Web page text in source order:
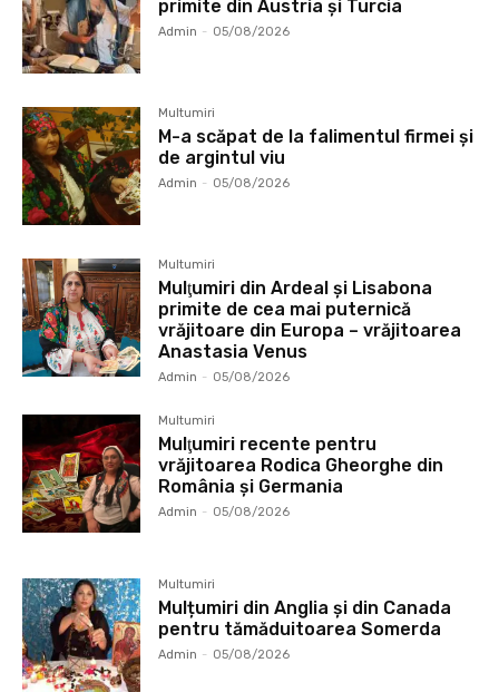
primite din Austria și Turcia
Admin - 05/08/2026
Multumiri
M-a scăpat de la falimentul firmei și
de argintul viu
Admin - 05/08/2026
Multumiri
Mulţumiri din Ardeal și Lisabona
primite de cea mai puternică
vrăjitoare din Europa – vrăjitoarea
Anastasia Venus
Admin - 05/08/2026
Multumiri
Mulţumiri recente pentru
vrăjitoarea Rodica Gheorghe din
România și Germania
Admin - 05/08/2026
Multumiri
Mulțumiri din Anglia și din Canada
pentru tămăduitoarea Somerda
Admin - 05/08/2026